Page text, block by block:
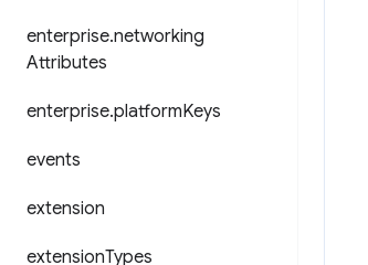
enterprise.networking
Attributes
enterprise.platformKeys
events
extension
extensionTypes